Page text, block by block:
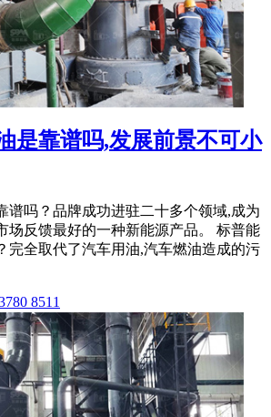
是靠谱吗,发展前景不可小
谱吗？品牌成功进驻二十多个领域,成为
场反馈最好的一种新能源产品。 标普能
完全取代了汽车用油,汽车燃油造成的污
8511